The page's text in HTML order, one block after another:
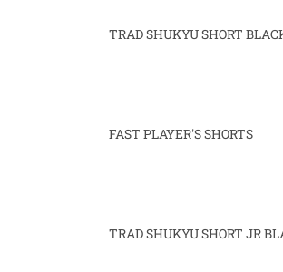
TRAD SHUKYU SHORT
FAST PLAYER'S SHORTS
TRAD SHUKYU SHORT JR